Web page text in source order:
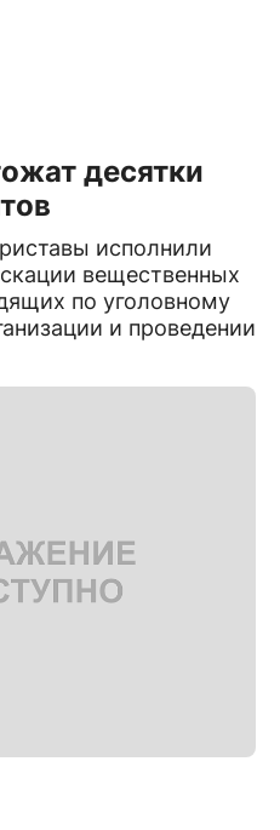
десятки
исполнили
вещественных
по уголовному
и проведении